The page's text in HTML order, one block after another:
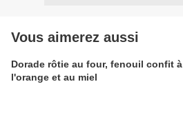
Vous aimerez aussi
Dorade rôtie au four, fenouil confit à
l'orange et au miel